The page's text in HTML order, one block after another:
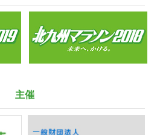
主催